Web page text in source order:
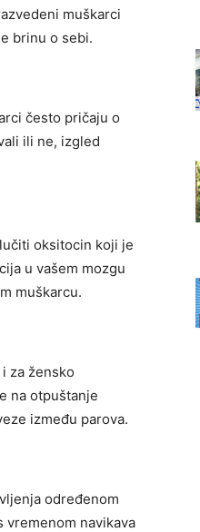
muškarci
brinu o sebi.
često pričaju o
ili ne, izgled
oksitocin koji je
u vašem mozgu
muškarcu.
za žensko
na otpuštanje
između parova.
određenom
vremenom navikava